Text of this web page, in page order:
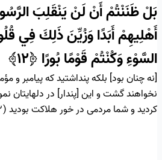
بَلْ ظَنَنْتُمْ أَنْ لَنْ يَنْقَلِبَ
أَهْلِيهِمْ أَبَدًا وَزُيِّنَ ذَلِكَ فِي
السَّوْءِ وَكُنْتُمْ قَوْمًا بُورًا ﴿۱۲﴾
[نه چنان بود] بلكه پنداشتيد كه پيامبر و
نخواهند گشت و اين [پندار] در
كرديد و شما مردمى در خور هلاكت بوديد (۱۲)